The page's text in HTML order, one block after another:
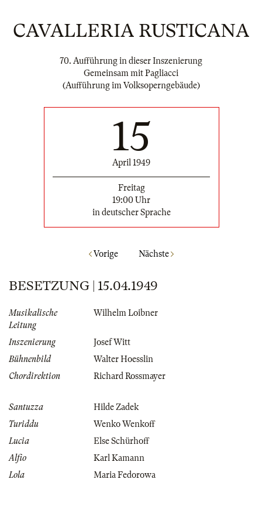
CAVALLERIA RUSTICANA
70. Aufführung in dieser Inszenierung
Gemeinsam mit Pagliacci
(Aufführung im Volksoperngebäude)
15
April 1949
Freitag
19:00 Uhr
in deutscher Sprache
Vorige Nächste
BESETZUNG | 15.04.1949
Musikalische
Leitung
Wilhelm Loibner
Inszenierung
Josef Witt
Bühnenbild
Walter Hoesslin
Chordirektion
Richard Rossmayer
Santuzza
Hilde Zadek
Turiddu
Wenko Wenkoff
Lucia
Else Schürhoff
Alfio
Karl Kamann
Lola
Maria Fedorowa